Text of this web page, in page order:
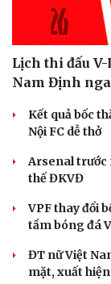
Văn hóa
Sân khấu - Điện
Văn học
Âm nhạc
Di sản
Lịch thi đấu V-
Nam Định
Kết quả bốc
Nội FC dễ thở
Arsenal trước
thế ĐKVĐ
VPF thay đổi
tầm bóng đá
ĐT nữ Việt
mặt, xuất